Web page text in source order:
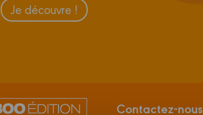
Je découvre !
Contactez-nous